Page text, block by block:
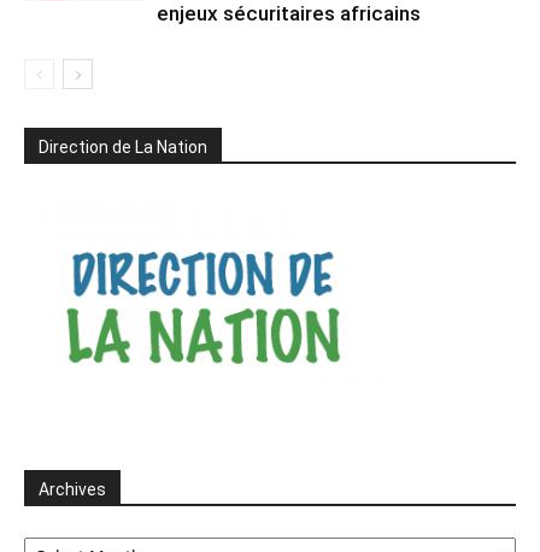
enjeux sécuritaires africains
Direction de La Nation
Archives
Archives